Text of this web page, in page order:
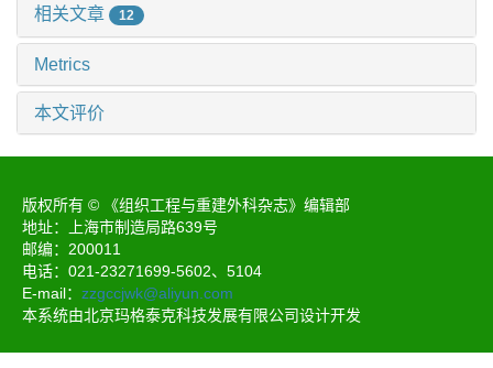
相关文章 12
Metrics
本文评价
版权所有 © 《组织工程与重建外科杂志》编辑部
地址：上海市制造局路639号
邮编：200011
电话：021-23271699-5602、5104
E-mail： zzgccjwk@aliyun.com
本系统由北京玛格泰克科技发展有限公司设计开发